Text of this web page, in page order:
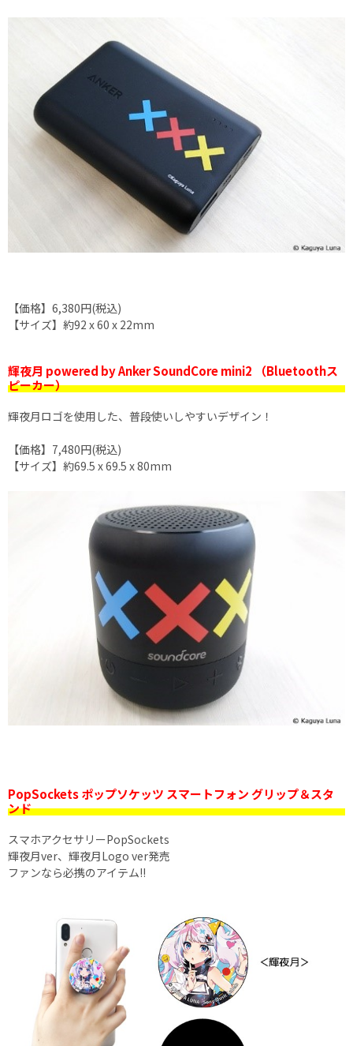
【価格】6,380円(税込)
【サイズ】約92 x 60 x 22mm
輝夜月 powered by Anker SoundCore mini2 （Bluetoothス
ピーカー）
輝夜月ロゴを使用した、普段使いしやすいデザイン！
【価格】7,480円(税込)
【サイズ】約69.5 x 69.5 x 80mm
PopSockets ポップソケッツ スマートフォン グリップ＆スタ
ンド
スマホアクセサリーPopSockets
輝夜月ver、輝夜月Logo ver発売
ファンなら必携のアイテム!!